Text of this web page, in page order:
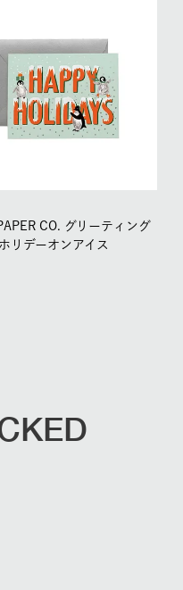
CO. グリーティング
リデーオンアイス